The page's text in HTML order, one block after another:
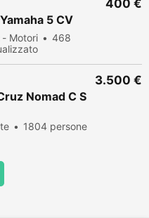
5 CV
- Motori
468
400 €
Nomad C S
1804 persone
3.500 €